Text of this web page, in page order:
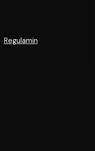
Regulamin